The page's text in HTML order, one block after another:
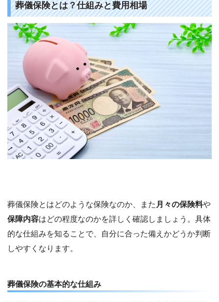
葬儀保険とは？仕組みと費用相場
葬儀保険とはどのような保険なのか、また 月々の保険料や
保障内容はどの程度なのかを詳しく確認しましょう。具体
的な仕組みを知ることで、自分に合った備えかどうか判断
しやすくなります。
葬儀保険の基本的な仕組み